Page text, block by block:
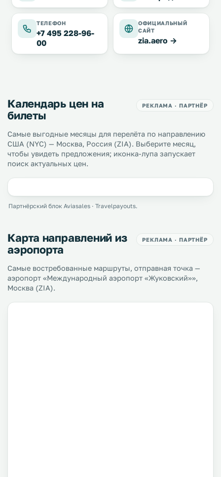
ТЕЛЕФОН
+7 495 228-96-
00
ОФИЦИАЛЬНЫЙ
САЙТ
zia.aero →
Календарь цен на
билеты
РЕКЛАМА · ПАРТНЁР
Самые выгодные месяцы для перелёта по направлению
США (NYC) — Москва, Россия (ZIA). Выберите месяц,
чтобы увидеть предложения; иконка-лупа запускает
поиск актуальных цен.
Партнёрский блок Aviasales · Travelpayouts.
Карта направлений из
аэропорта
РЕКЛАМА · ПАРТНЁР
Самые востребованные маршруты, отправная точка —
аэропорт «Международный аэропорт «Жуковский»»,
Москва (ZIA).